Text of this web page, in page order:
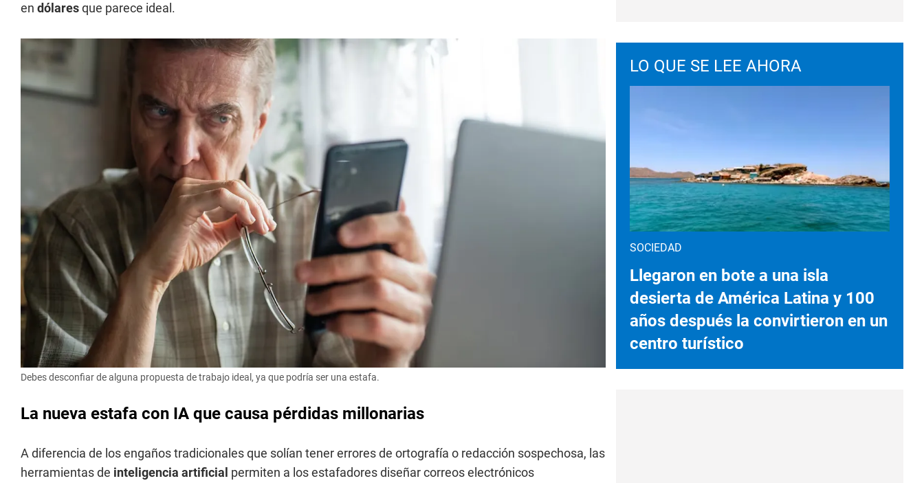
en dólaresque parece ideal.
Debes desconfiar de alguna propuesta de trabajo ideal, ya que podría ser una estafa.
La nueva estafa con IA que causa pérdidas millonarias
A diferencia de los engaños tradicionales que solían tener errores de ortografía o redacción sospechosa, las
herramientas de inteligencia artificial permiten a los estafadores diseñar correos electrónicos
LO QUE SE LEE AHORA
SOCIEDAD
Llegaron en bote a una isla
desierta de América Latina y 100
años después la convirtieron en un
centro turístico